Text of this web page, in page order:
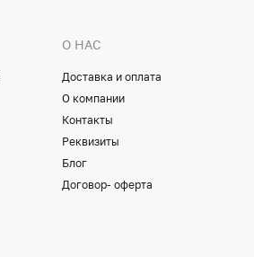
О НАС
Доставка и оплата
О компании
Контакты
Реквизиты
Блог
Договор- оферта